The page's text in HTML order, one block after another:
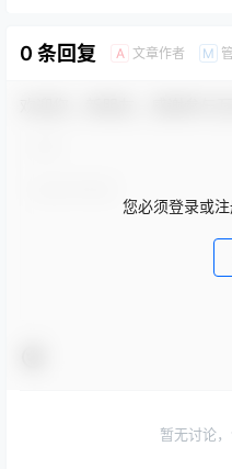
0 条回复 A 文章作者 M
您必须登录或
暂无讨论